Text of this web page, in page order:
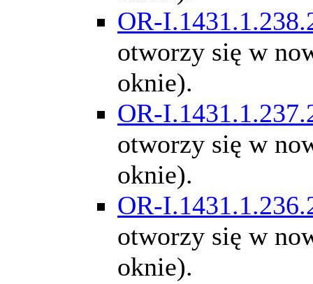
OR-
otworzy się w
oknie).
OR-
otworzy się w
oknie).
OR-
otworzy się w
oknie).